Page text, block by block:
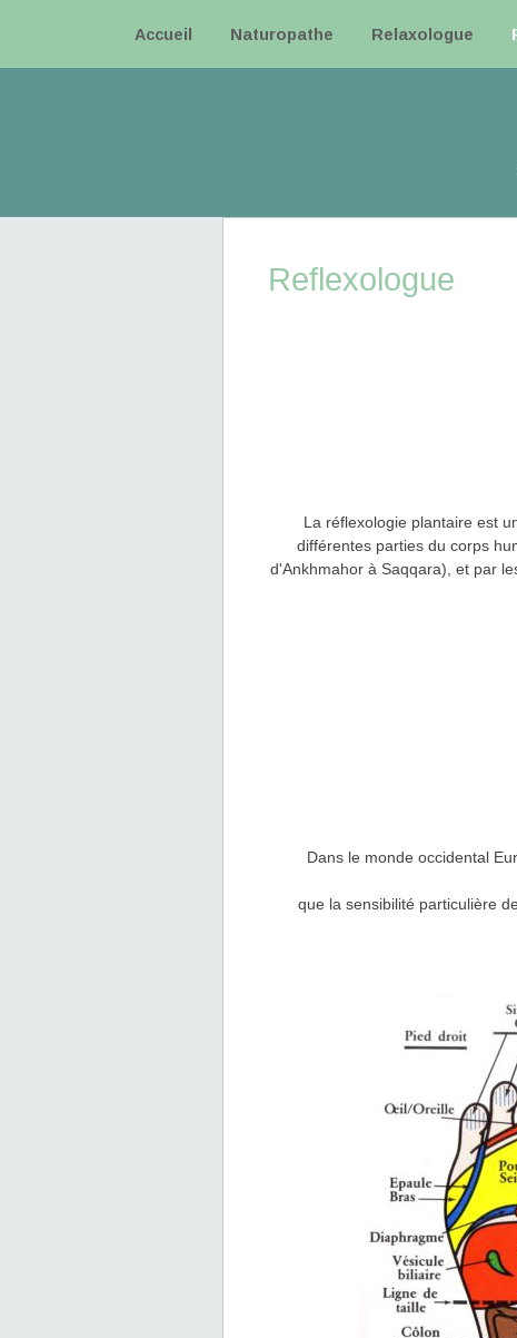
Accueil Naturopathe Relaxologue
Reflexologue
La réflexologie plantaire est
différentes parties du corps
d'Ankhmahor à Saqqara), et par
Dans le monde occidental
que la sensibilité particulière